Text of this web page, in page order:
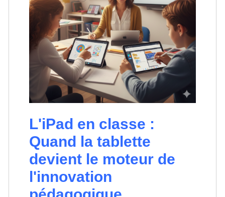
L'iPad en classe :
Quand la tablette
devient le moteur de
l'innovation